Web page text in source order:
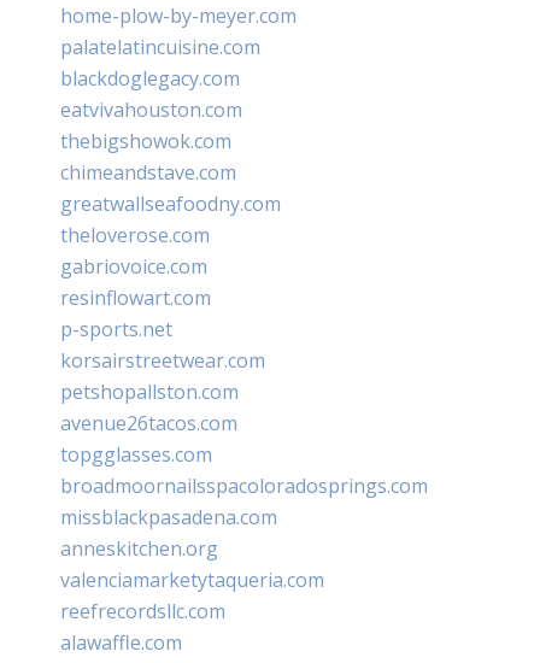
home-plow-by-meyer.com
palatelatincuisine.com
blackdoglegacy.com
eatvivahouston.com
thebigshowok.com
chimeandstave.com
greatwallseafoodny.com
theloverose.com
gabriovoice.com
resinflowart.com
p-sports.net
korsairstreetwear.com
petshopallston.com
avenue26tacos.com
topgglasses.com
broadmoornailsspacoloradosprings.com
missblackpasadena.com
anneskitchen.org
valenciamarketytaqueria.com
reefrecordsllc.com
alawaffle.com